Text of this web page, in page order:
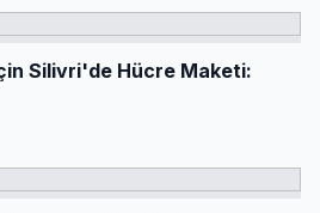
Silivri'de Hücre Maketi: